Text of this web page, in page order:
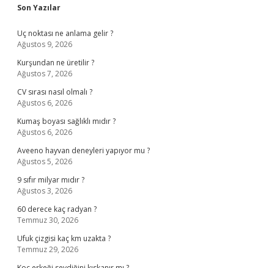
Sidebar
Son Yazılar
Uç noktası ne anlama gelir ?
Ağustos 9, 2026
Kurşundan ne üretilir ?
Ağustos 7, 2026
CV sırası nasıl olmalı ?
Ağustos 6, 2026
Kumaş boyası sağlıklı mıdır ?
Ağustos 6, 2026
Aveeno hayvan deneyleri yapıyor mu ?
Ağustos 5, 2026
9 sıfır milyar mıdır ?
Ağustos 3, 2026
60 derece kaç radyan ?
Temmuz 30, 2026
Ufuk çizgisi kaç km uzakta ?
Temmuz 29, 2026